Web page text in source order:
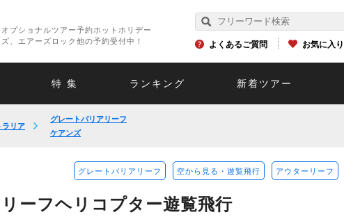
プショナルツアー予約ホットホリデー
、エアーズロック他の予約受付中！
よくあるご質問 お気に入り
特 集 ランキング 新着ツアー
ラリア
グレートバリアリーフ
ケアンズ
グレートバリアリーフ 空から見る・遊覧飛行 アウターリーフ
ーフヘリコプター遊覧飛行